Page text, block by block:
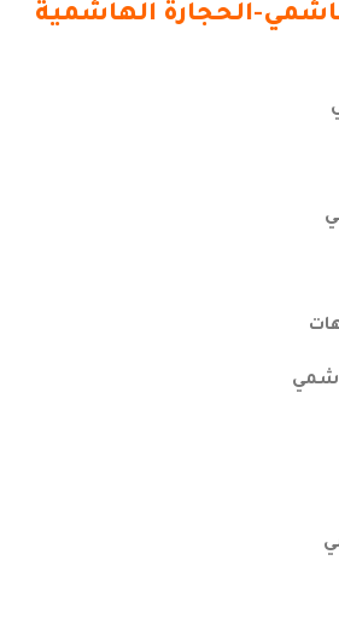
الحجارة الهاشمية